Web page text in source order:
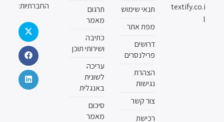
textify.co.i
l
תנאי שימוש
מפת אתר
דרושים
פרילנסרים
הצהרת
נגישות
צור קשר
רכישת
תרגום
מאמר
כתיבה
ושירותי תוכן
עריכה
לשונית
באנגלית
סיכום
מאמר
החברתיות: